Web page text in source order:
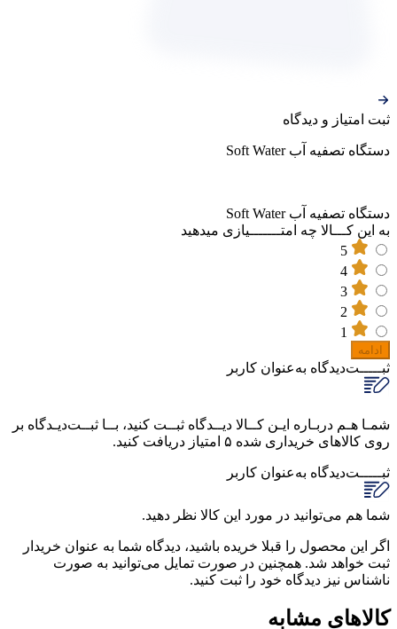
ثبت‌ امتیاز‌ و‌ دیدگاه
دستگاه تصفیه آب Soft Water
دستگاه تصفیه آب Soft Water
به این کـــالا چه امتـــــــیازی میدهید
ادامه
ثبـــــت‌دیدگاه به‌عنوان کاربر
شمـا هـم دربـاره ایـن کــالا دیــدگاه ثبــت کنید، بــا ثبــت‌دیـدگاه بر
روی کالاهای خریداری شده ۵ امتیاز دریافت کنید.
ثبـــــت‌دیدگاه به‌عنوان کاربر
شما هم می‌توانید در مورد این کالا نظر دهید.
اگر این محصول را قبلا خریده باشید، دیدگاه شما به عنوان خریدار
ثبت خواهد شد. همچنین در صورت تمایل می‌توانید به صورت
ناشناس نیز دیدگاه خود را ثبت کنید.
کالاهای مشابه